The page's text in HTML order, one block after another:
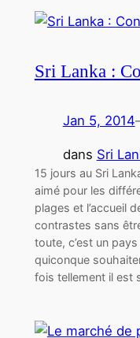
Sri Lanka :
Jan 5, 2014
dans Sri
15 jours au Sri
aimé pour les
plages et l’accueil
contrastes sans
toute, c’est un
quiconque
fois tellement il est